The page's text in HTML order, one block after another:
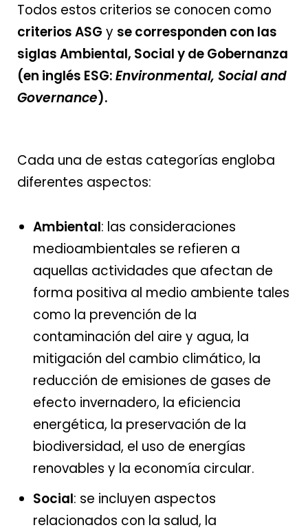
Todos estos criterios se conocen como
criterios ASG y se corresponden con las
siglas Ambiental, Social y de Gobernanza
(en inglés ESG:Environmental, Social and
Governance).
Cada una de estas categorías engloba
diferentes aspectos:
Ambiental: las consideraciones
medioambientales se refieren a
aquellas actividades que afectan de
forma positiva al medio ambiente tales
como la prevención de la
contaminación del aire y agua, la
mitigación del cambio climático, la
reducción de emisiones de gases de
efecto invernadero, la eficiencia
energética, la preservación de la
biodiversidad, el uso de energías
renovables y la economía circular.
Social: se incluyen aspectos
relacionados con la salud, la